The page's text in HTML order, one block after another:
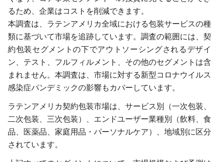
るため、企業はコストを削減できます。
本調査は、ラテンアメリカ全域における包装サービスの種
類に基づいて市場を追跡しています。調査の範囲には、契
約包装セグメントの下でアウトソーシングされるデザイ
ン、テスト、フルフィルメント、その他のセグメントは含
まれません。本調査は、市場に対する新型コロナウイルス
感染症パンデミックの影響もカバーしています。
ラテンアメリカ契約包装市場は、サービス別（一次包装、
二次包装、三次包装）、エンドユーザー業種別（飲料、食
品、医薬品、家庭用品・パーソナルケア）、地域別に区分
されています。